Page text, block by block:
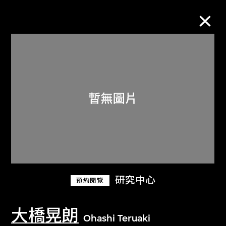
預約閱覽 研究中心
大橋晃朗 Ohashi Teruaki
關於M+藏品
探索世界頂級的二十及二十一世紀視覺
文化藏品。